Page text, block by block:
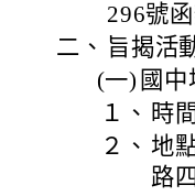
296號
二、 旨揭活
(一) 國中
１、 時
２、 地
路